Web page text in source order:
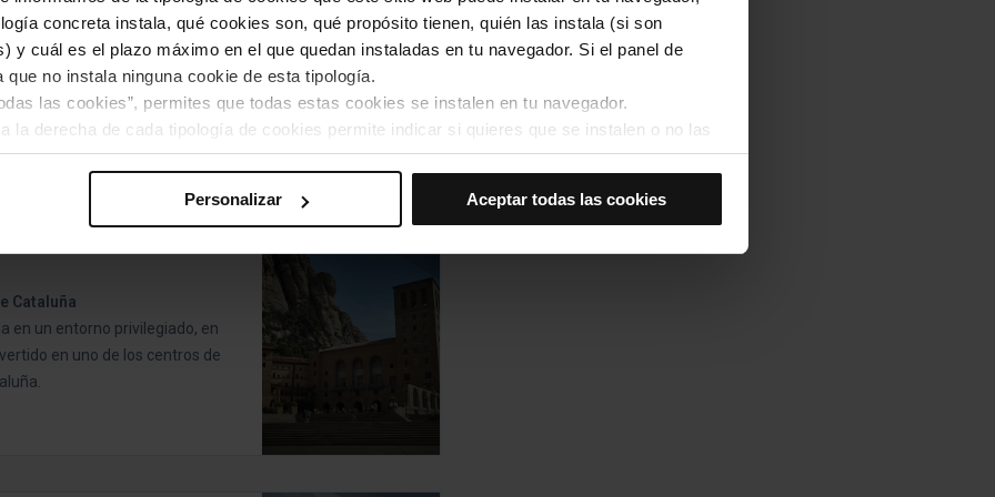
concreta instala, qué cookies son, qué propósito tienen, quién las instala (si son
y cuál es el plazo máximo en el que quedan instaladas en tu navegador. Si el panel de
no instala ninguna cookie de esta tipología.
las cookies”, permites que todas estas cookies se instalen en tu navegador.
la derecha de cada tipología de cookies permite indicar si quieres que se instalen o no las
seleccionado previamente. Te sugerimos que selecciones las cookies de
para el funcionamiento de la web y, por tanto, si no las aceptas, no puedes
consultar nuestra
Política de cookies
en esta web, podrás modificar tu selección de cookies seleccionando la opción
en el menú de la parte inferior de la web.
Personalizar Aceptar todas las cookies
de los restaurantes de la abadía.
Cataluña
en un entorno privilegiado, en
en uno de los centros de